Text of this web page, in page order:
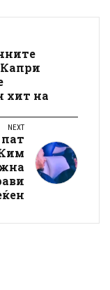
хит на
NEXT